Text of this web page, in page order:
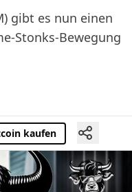
gibt es nun einen
Stonks-Bewegung
kaufen